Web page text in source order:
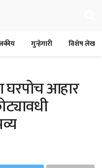
गुन्हेगारी विशेष लेख
घरपोच आहार